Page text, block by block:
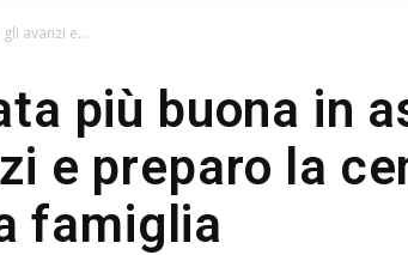
avanzi e...
più buona in
e preparo la
famiglia